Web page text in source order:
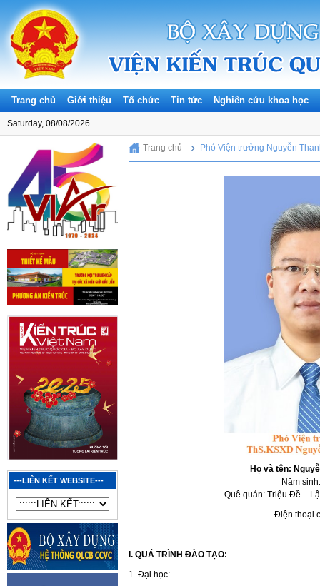
Trang chủ Giới thiệu Tổ chức Tin tức Nghiên cứu khoa học
Saturday, 08/08/2026
---LIÊN KẾT WEBSITE---
Trang chủ Phó Viện trưởng Nguyễn
Họ và tên:
Năm
Quê quán: Triệu Đề –
Điện thoại
I. QUÁ TRÌNH ĐÀO TẠO:
1. Đại học: